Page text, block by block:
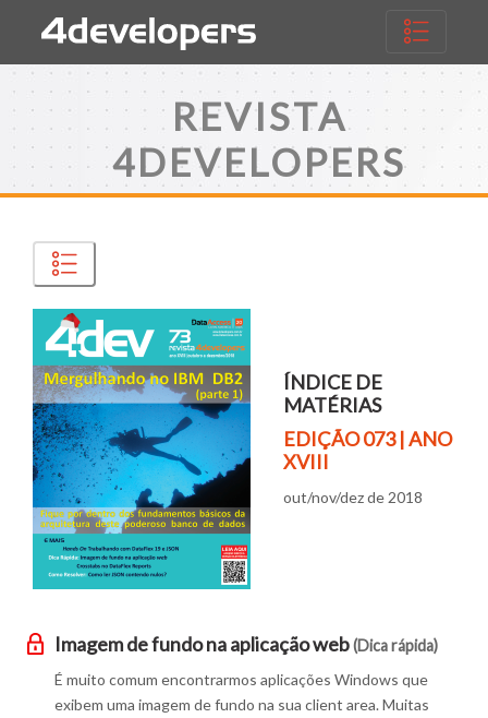
REVISTA
4DEVELOPERS
ÍNDICE DE
MATÉRIAS
EDIÇÃO 073| ANO
XVIII
out/nov/dez de 2018
Imagem de fundo na aplicação web(Dica rápida)
É muito comum encontrarmos aplicações Windows que
exibem uma imagem de fundo na sua client area. Muitas